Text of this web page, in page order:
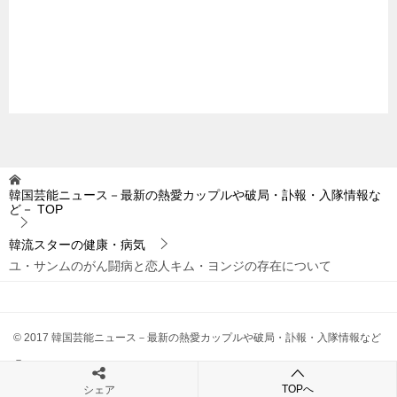
韓国芸能ニュース－最新の熱愛カップルや破局・訃報・入隊情報な
ど－ TOP
韓流スターの健康・病気
ユ・サンムのがん闘病と恋人キム・ヨンジの存在について
© 2017 韓国芸能ニュース－最新の熱愛カップルや破局・訃報・入隊情報など
－
シェア TOPへ